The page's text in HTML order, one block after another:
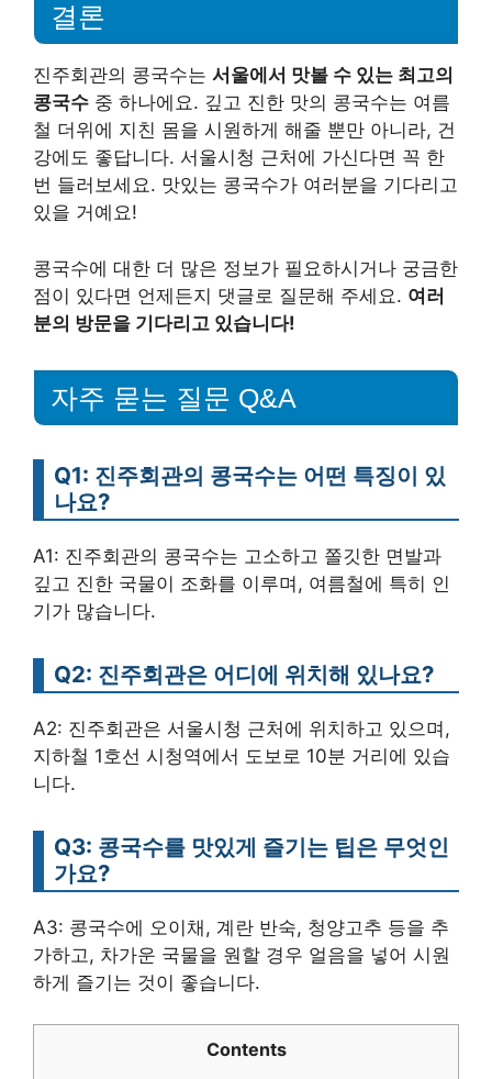
결론
진주회관의 콩국수는 서울에서 맛볼 수 있는 최고의
콩국수 중 하나에요. 깊고 진한 맛의 콩국수는 여름
철 더위에 지친 몸을 시원하게 해줄 뿐만 아니라, 건
강에도 좋답니다. 서울시청 근처에 가신다면 꼭 한
번 들러보세요. 맛있는 콩국수가 여러분을 기다리고
있을 거예요!
콩국수에 대한 더 많은 정보가 필요하시거나 궁금한
점이 있다면 언제든지 댓글로 질문해 주세요. 여러
분의 방문을 기다리고 있습니다!
자주 묻는 질문 Q&A
Q1: 진주회관의 콩국수는 어떤 특징이 있
나요?
A1: 진주회관의 콩국수는 고소하고 쫄깃한 면발과
깊고 진한 국물이 조화를 이루며, 여름철에 특히 인
기가 많습니다.
Q2: 진주회관은 어디에 위치해 있나요?
A2: 진주회관은 서울시청 근처에 위치하고 있으며,
지하철 1호선 시청역에서 도보로 10분 거리에 있습
니다.
Q3: 콩국수를 맛있게 즐기는 팁은 무엇인
가요?
A3: 콩국수에 오이채, 계란 반숙, 청양고추 등을 추
가하고, 차가운 국물을 원할 경우 얼음을 넣어 시원
하게 즐기는 것이 좋습니다.
Contents